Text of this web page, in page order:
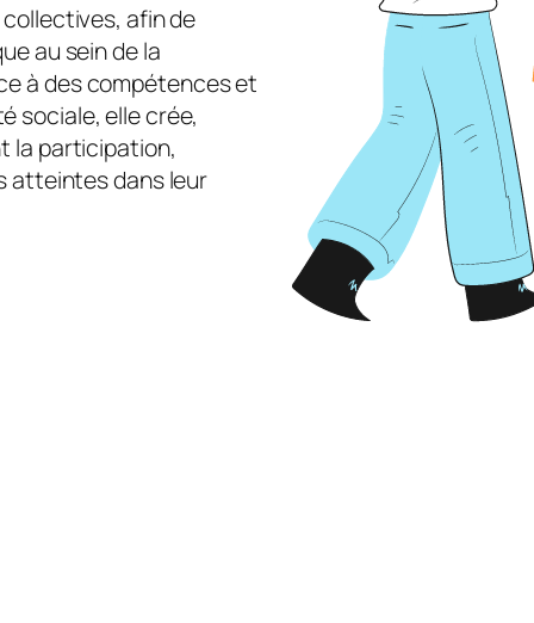
afin de
au sein de la
à des compétences et
sociale, elle crée,
la participation,
atteintes dans leur